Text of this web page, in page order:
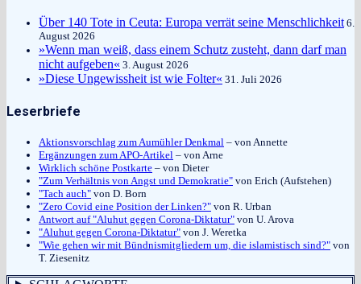
Über 140 Tote in Ceuta: Europa verrät seine Menschlichkeit 6.
August 2026
»Wenn man weiß, dass einem Schutz zusteht, dann darf man
nicht aufgeben« 3. August 2026
»Diese Ungewissheit ist wie Folter« 31. Juli 2026
Leserbriefe
Aktionsvorschlag zum Aumühler Denkmal – von Annette
Ergänzungen zum APO-Artikel – von Arne
Wirklich schöne Postkarte – von Dieter
"Zum Verhältnis von Angst und Demokratie" von Erich (Aufstehen)
"Tach auch" von D. Born
"Zero Covid eine Position der Linken?" von R. Urban
Antwort auf "Aluhut gegen Corona-Diktatur" von U. Arova
"Aluhut gegen Corona-Diktatur" von J. Weretka
"Wie gehen wir mit Bündnismitgliedern um, die islamistisch sind?" von
T. Ziesenitz